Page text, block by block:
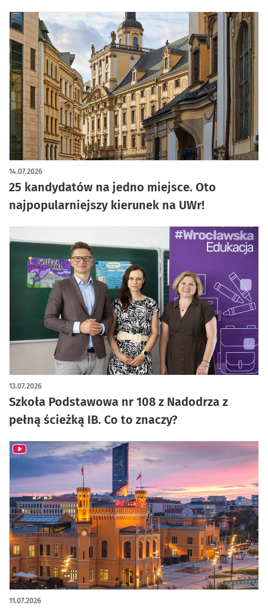
25 kandydatów na jedno miejsce. Oto
najpopularniejszy kierunek na UWr!
14.07.2026
Szkoła Podstawowa nr 108 z Nadodrza z
pełną ścieżką IB. Co to znaczy?
13.07.2026
11.07.2026